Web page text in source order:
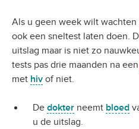
Als u geen week wilt
ook een sneltest laten doen.
uitslag maar is niet zo
tests pas drie maanden na een
met hiv of niet.
De dokter neemt bloed
u de uitslag.